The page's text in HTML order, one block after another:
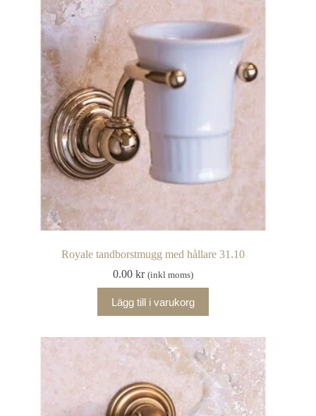
Royale tandborstmugg med hållare 31.10
0.00kr (inkl moms)
Lägg till i varukorg